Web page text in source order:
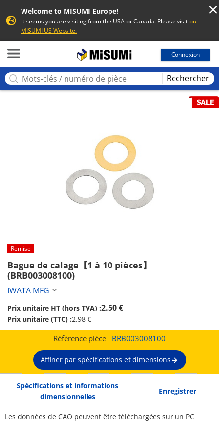
Welcome to MISUMI Europe!
It seems you are visiting from the USA or Canada. Please visitour
MISUMI US Website.
Connexion
Rechercher
Remise
Bague de calage【1 à 10 pièces】
(BRB003008100)
IWATA MFG
Prix unitaire HT (hors TVA) :2.50 €
Prix unitaire (TTC) :2.98 €
Référence pièce : BRB003008100
Affiner par spécifications et dimensions
Spécifications et informations
dimensionnelles
Enregistrer
Les données de CAO peuvent être téléchargées sur un PC